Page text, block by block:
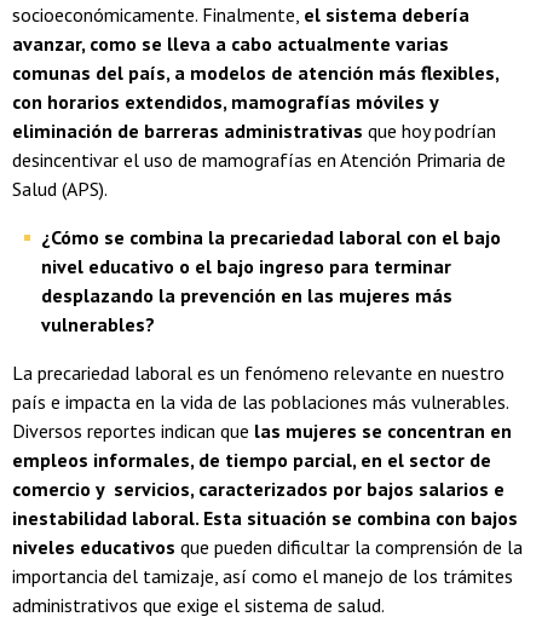
socioeconómicamente. Finalmente, el sistema debería
avanzar, como se lleva a cabo actualmente varias
comunas del país, a modelos de atención más flexibles,
con horarios extendidos, mamografías móviles y
eliminación de barreras administrativas que hoy podrían
desincentivar el uso de mamografías en Atención Primaria de
Salud (APS).
¿Cómo se combina la precariedad laboral con el bajo
nivel educativo o el bajo ingreso para terminar
desplazando la prevención en las mujeres más
vulnerables?
La precariedad laboral es un fenómeno relevante en nuestro
país e impacta en la vida de las poblaciones más vulnerables.
Diversos reportes indican que las mujeres se concentran en
empleos informales, de tiempo parcial, en el sector de
comercio y servicios, caracterizados por bajos salarios e
inestabilidad laboral. Esta situación se combina con bajos
niveles educativos que pueden dificultar la comprensión de la
importancia del tamizaje, así como el manejo de los trámites
administrativos que exige el sistema de salud.